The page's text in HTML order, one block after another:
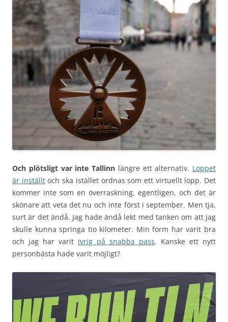
Och plötsligt var inte Tallinn längre ett alternativ. Loppet
är inställtoch ska istället ordnas som ett virtuellt lopp. Det
kommer inte som en överraskning, egentligen, och det är
skönare att veta det nu och inte först i september. Men tja,
surt är det ändå. Jag hade ändå lekt med tanken om att jag
skulle kunna springa tio kilometer. Min form har varit bra
och jag har varit ivrig på snabba pass. Kanske ett nytt
personbästa hade varit möjligt?